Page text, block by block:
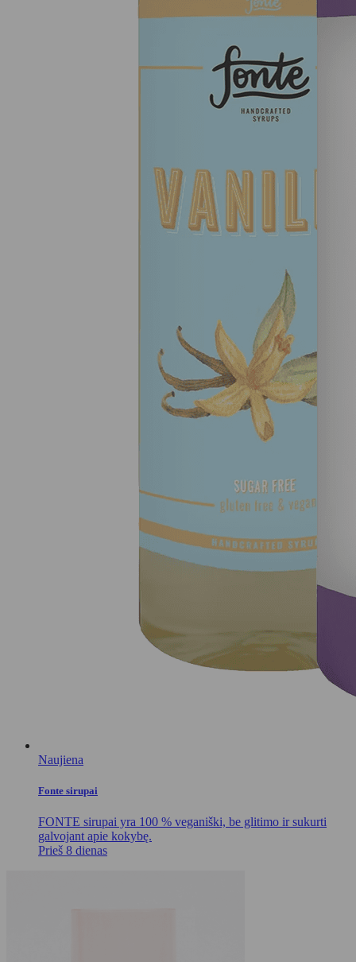
Naujiena
Fonte sirupai
FONTE sirupai yra 100 % veganiški, be glitimo ir sukurti
galvojant apie kokybę.
Prieš 8 dienas